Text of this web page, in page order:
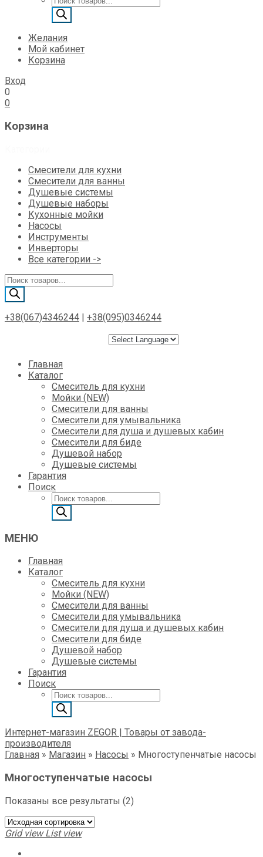
товаров
Желания
Мой кабинет
Корзина
Вход
0
0
Корзина
Смесители для кухни
Смесители для ванны
Душевые системы
Душевые наборы
Кухонные мойки
Насосы
Инструменты
Инверторы
Все категории ->
Поиск
товаров
+38(067)4346244 | +38(095)0346244
Skip
Главная
Каталог
Смеситель для кухни
Мойки (NEW)
Смесители для ванны
Смесители для умывальника
Смесители для душа и душевых кабин
Смесители для биде
Душевой набор
Душевые системы
Гарантия
Поиск
Поиск
товаров
МЕНЮ
Главная
Каталог
Смеситель для кухни
Мойки (NEW)
Смесители для ванны
Смесители для умывальника
Смесители для душа и душевых кабин
Смесители для биде
Душевой набор
Душевые системы
Гарантия
Поиск
Поиск
товаров
Интернет-магазин ZEGOR | Товары от завода-
производителя
Главная » Магазин » Насосы » Многоступенчатые насосы
Многоступенчатые насосы
Показаны все результаты (2)
Grid view List view